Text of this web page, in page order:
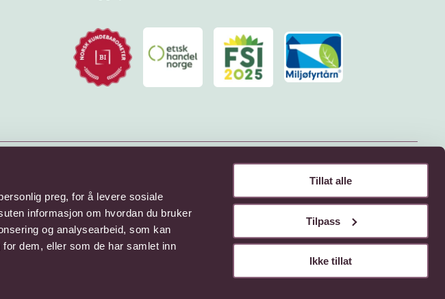
preg, for å levere sosiale
informasjon om hvordan du bruker
og analysearbeid, som kan
dem, eller som de har samlet inn
Tillat alle
Tilpass
Ikke tillat